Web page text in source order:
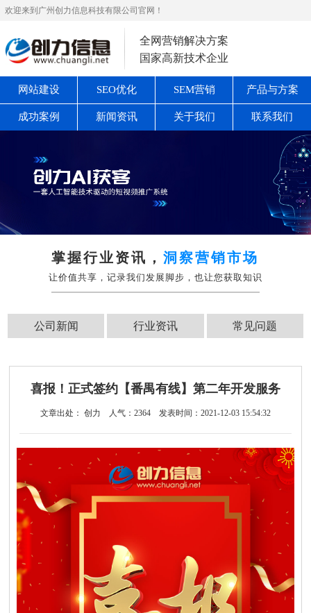
欢迎来到广州创力信息科技有限公司官网！
全网营销解决方案
国家高新技术企业
网站建设 SEO优化 SEM营销 产品与方案
成功案例 新闻资讯 关于我们 联系我们
掌握行业资讯，洞察营销市场
让价值共享，记录我们发展脚步，也让您获取知识
公司新闻 行业资讯 常见问题
喜报！正式签约【番禺有线】第二年开发服务
文章出处： 创力 人气： 2364 发表时间：2021-12-03 15:54:32